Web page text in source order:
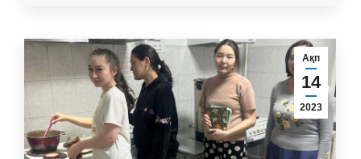
синдромдар туралы білімді тексеру
болды. Студенттер әр кезеңде үлкен толқу
мен қызығушылықпен өздерін көрсетті.…
Ақп
14
2023